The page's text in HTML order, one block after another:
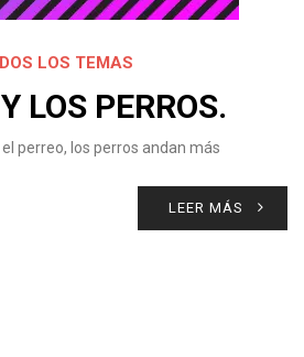
LOS TEMAS
LOS PERROS.
perreo, los perros andan más
LEER MÁS